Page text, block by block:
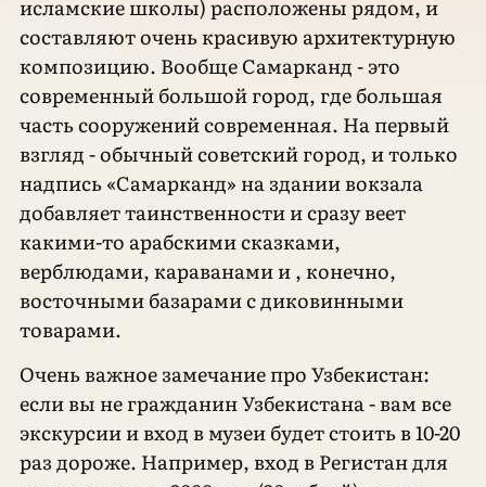
исламские школы) расположены рядом, и
составляют очень красивую архитектурную
композицию. Вообще Самарканд - это
современный большой город, где большая
часть сооружений современная. На первый
взгляд - обычный советский город, и только
надпись «Самарканд» на здании вокзала
добавляет таинственности и сразу веет
какими-то арабскими сказками,
верблюдами, караванами и , конечно,
восточными базарами с диковинными
товарами.
Очень важное замечание про Узбекистан:
если вы не гражданин Узбекистана - вам все
экскурсии и вход в музеи будет стоить в 10-20
раз дороже. Например, вход в Регистан для